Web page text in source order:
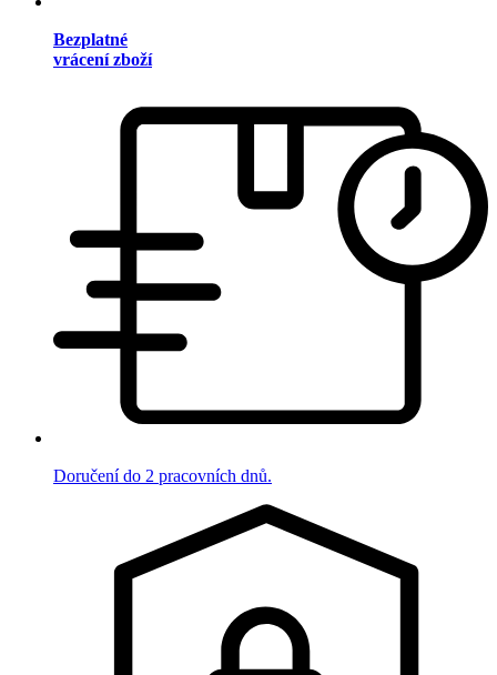
Bezplatné
vrácení zboží
Doručení do 2 pracovních dnů.